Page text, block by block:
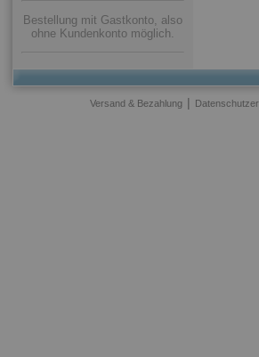
Bestellung mit Gastkonto, also
ohne Kundenkonto möglich.
Versand & Bezahlung |